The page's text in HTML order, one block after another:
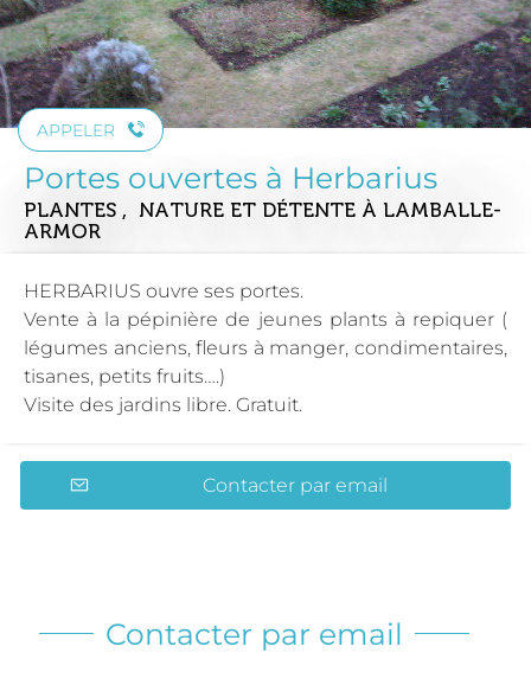
APPELER
Portes ouvertes à Herbarius
PLANTES , NATURE ET DÉTENTE À LAMBALLE-
ARMOR
HERBARIUS ouvre ses portes.
Vente à la pépinière de jeunes plants à repiquer (
légumes anciens, fleurs à manger, condimentaires,
tisanes, petits fruits….)
Visite des jardins libre. Gratuit.
Contacter par email
Contacter par email